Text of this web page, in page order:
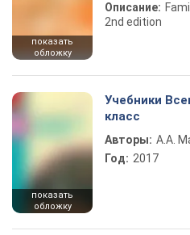
показать
обложку
Описание:
2nd edition
показать
обложку
Учебники
класс
Авторы: А.А.
Год: 2017